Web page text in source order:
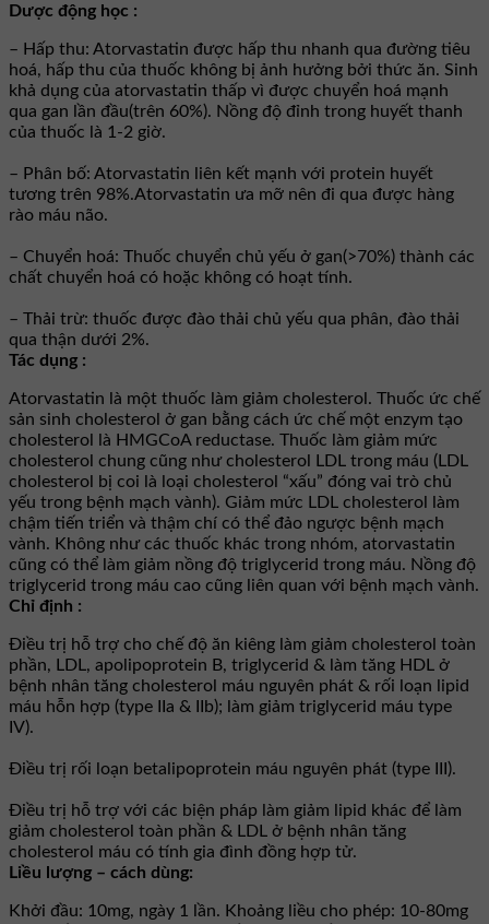
Dược động học :
– Hấp thu: Atorvastatin được hấp thu nhanh qua đường tiêu
hoá, hấp thu của thuốc không bị ảnh hưởng bởi thức ăn. Sinh
khả dụng của atorvastatin thấp vì được chuyển hoá mạnh
qua gan lần đầu(trên 60%). Nồng độ đỉnh trong huyết thanh
của thuốc là 1-2 giờ.
– Phân bố: Atorvastatin liên kết mạnh với protein huyết
tương trên 98%.Atorvastatin ưa mỡ nên đi qua được hàng
rào máu não.
– Chuyển hoá: Thuốc chuyển chủ yếu ở gan(>70%) thành các
chất chuyển hoá có hoặc không có hoạt tính.
– Thải trừ: thuốc được đào thải chủ yếu qua phân, đào thải
qua thận dưới 2%.
Tác dụng :
Atorvastatin là một thuốc làm giảm cholesterol. Thuốc ức chế
sản sinh cholesterol ở gan bằng cách ức chế một enzym tạo
cholesterol là HMGCoA reductase. Thuốc làm giảm mức
cholesterol chung cũng như cholesterol LDL trong máu (LDL
cholesterol bị coi là loại cholesterol “xấu” đóng vai trò chủ
yếu trong bệnh mạch vành). Giảm mức LDL cholesterol làm
chậm tiến triển và thậm chí có thể đảo ngược bệnh mạch
vành. Không như các thuốc khác trong nhóm, atorvastatin
cũng có thể làm giảm nồng độ triglycerid trong máu. Nồng độ
triglycerid trong máu cao cũng liên quan với bệnh mạch vành.
Chỉ định :
Ðiều trị hỗ trợ cho chế độ ăn kiêng làm giảm cholesterol toàn
phần, LDL, apolipoprotein B, triglycerid & làm tăng HDL ở
bệnh nhân tăng cholesterol máu nguyên phát & rối loạn lipid
máu hỗn hợp (type IIa & IIb); làm giảm triglycerid máu type
IV).
Ðiều trị rối loạn betalipoprotein máu nguyên phát (type III).
Ðiều trị hỗ trợ với các biện pháp làm giảm lipid khác để làm
giảm cholesterol toàn phần & LDL ở bệnh nhân tăng
cholesterol máu có tính gia đình đồng hợp tử.
Liều lượng – cách dùng:
Khởi đầu: 10mg, ngày 1 lần. Khoảng liều cho phép: 10-80mg